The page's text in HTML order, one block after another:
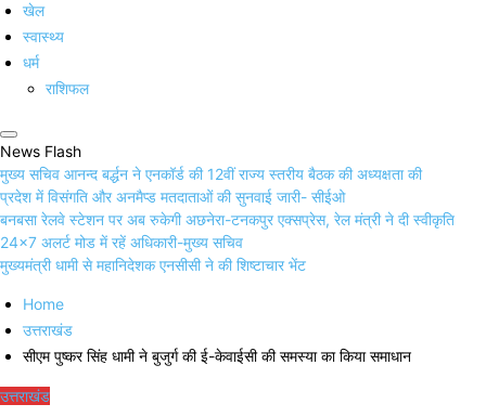
खेल
स्वास्थ्य
धर्म
राशिफल
News Flash
मुख्य सचिव आनन्द बर्द्धन ने एनकॉर्ड की 12वीं राज्य स्तरीय बैठक की अध्यक्षता की
प्रदेश में विसंगति और अनमैप्ड मतदाताओं की सुनवाई जारी- सीईओ
बनबसा रेलवे स्टेशन पर अब रुकेगी अछनेरा-टनकपुर एक्सप्रेस, रेल मंत्री ने दी स्वीकृति
24×7 अलर्ट मोड में रहें अधिकारी-मुख्य सचिव
मुख्यमंत्री धामी से महानिदेशक एनसीसी ने की शिष्टाचार भेंट
Home
उत्तराखंड
सीएम पुष्कर सिंह धामी ने बुजुर्ग की ई-केवाईसी की समस्या का किया समाधान
उत्तराखंड